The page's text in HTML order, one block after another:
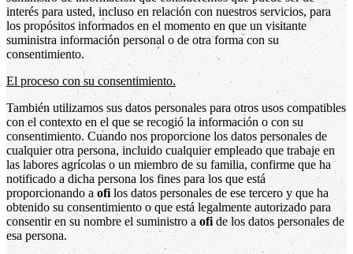
interés para usted, incluso en relación con nuestros servicios, para
los propósitos informados en el momento en que un visitante
suministra información personal o de otra forma con su
consentimiento.
El proceso con su consentimiento.
También utilizamos sus datos personales para otros usos compatibles
con el contexto en el que se recogió la información o con su
consentimiento. Cuando nos proporcione los datos personales de
cualquier otra persona, incluido cualquier empleado que trabaje en
las labores agrícolas o un miembro de su familia, confirme que ha
notificado a dicha persona los fines para los que está
proporcionando a ofi los datos personales de ese tercero y que ha
obtenido su consentimiento o que está legalmente autorizado para
consentir en su nombre el suministro a ofi de los datos personales de
esa persona.